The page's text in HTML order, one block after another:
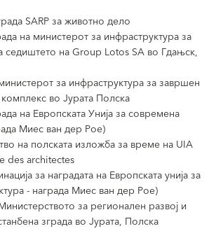
SARP за животно дело
на министерот за инфраструктура за
седиштето на Group Lotos SA во Гдањск,
за инфраструктура за завршен
во Јурата Полска
на Европската Унија за современа
Миес ван дер Рое)
на полската изложба за време на UIA
des architectes
за наградата на Европската унија за
- награда Миес ван дер Рое)
за регионален развој и
зграда во Јурата, Полска